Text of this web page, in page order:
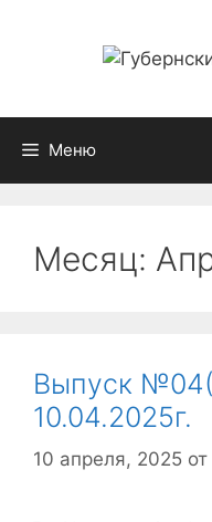
содержимому
Меню
Месяц:
Выпуск
10.04.2025г.
10 апреля, 2025 от